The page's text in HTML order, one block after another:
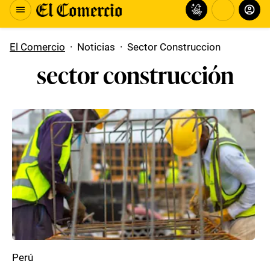
El Comercio · Noticias · Sector Construccion
sector construcción
Perú